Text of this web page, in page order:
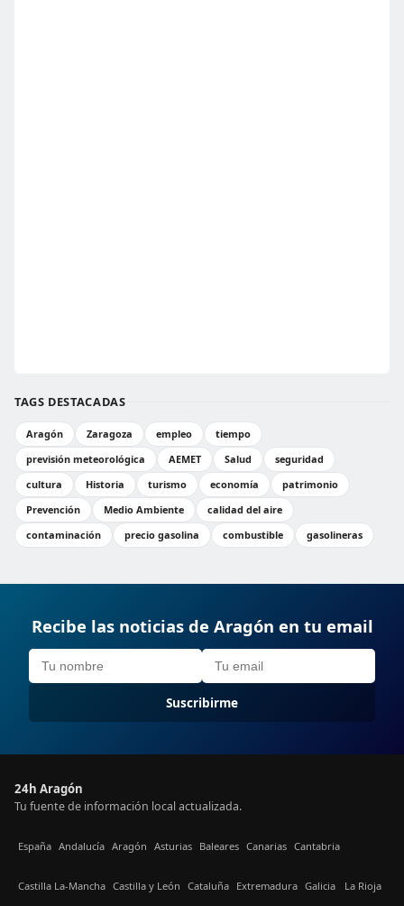
TAGS DESTACADAS
Aragón Zaragoza empleo
tiempo
previsión meteorológica
AEMET Salud
seguridad
cultura
Historia turismo economía
patrimonio
Prevención
Medio Ambiente
calidad del aire
contaminación
precio gasolina combustible gasolineras
Recibe las noticias de Aragón en tu email
Suscribirme
24h Aragón
Tu fuente de información local actualizada.
España Andalucía Aragón Asturias Baleares Canarias Cantabria
Castilla La-Mancha Castilla y León Cataluña Extremadura Galicia La Rioja